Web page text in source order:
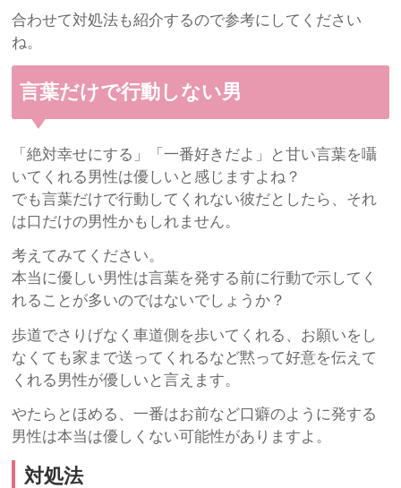
合わせて対処法も紹介するので参考にしてください
ね。
言葉だけで行動しない男
「絶対幸せにする」「一番好きだよ」と甘い言葉を囁
いてくれる男性は優しいと感じますよね？
でも言葉だけで行動してくれない彼だとしたら、それ
は口だけの男性かもしれません。
考えてみてください。
本当に優しい男性は言葉を発する前に行動で示してく
れることが多いのではないでしょうか？
歩道でさりげなく車道側を歩いてくれる、お願いをし
なくても家まで送ってくれるなど黙って好意を伝えて
くれる男性が優しいと言えます。
やたらとほめる、一番はお前など口癖のように発する
男性は本当は優しくない可能性がありますよ。
対処法